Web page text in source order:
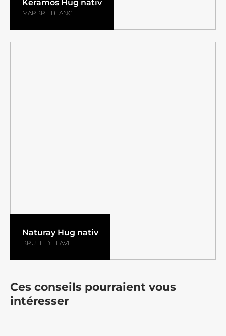
Keramos Hug nativ
MARBRE BLANC
Naturay Hug nativ
BRUTE DE LAVE
Ces conseils pourraient vous
intéresser